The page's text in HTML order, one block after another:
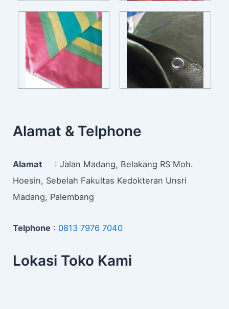
Alamat & Telphone
Alamat : Jalan Madang, Belakang RS Moh.
Hoesin, Sebelah Fakultas Kedokteran Unsri
Madang, Palembang
Telphone : 0813 7976 7040
Lokasi Toko Kami